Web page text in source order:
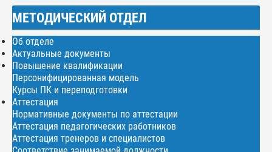
МЕТОДИЧЕСКИЙ ОТДЕЛ
Об отделе
Актуальные документы
Повышение квалификации
Персонифицированная модель
Курсы ПК и переподготовки
Аттестация
Нормативные документы по аттестации
Аттестация педагогических работников
Аттестация тренеров и специалистов